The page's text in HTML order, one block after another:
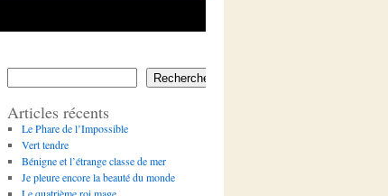
Rechercher
Articles récents
Le Phare de l’Impossible
Vert tendre
Bénigne et l’étrange classe de mer
Je pleure encore la beauté du monde